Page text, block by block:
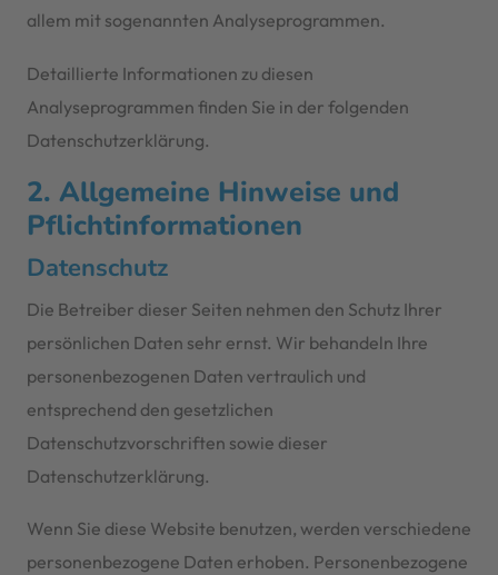
allem mit sogenannten Analyseprogrammen.
Detaillierte Informationen zu diesen
Analyseprogrammen finden Sie in der folgenden
Datenschutzerklärung.
2. Allgemeine Hinweise und
Pflicht­informationen
Datenschutz
Die Betreiber dieser Seiten nehmen den Schutz Ihrer
persönlichen Daten sehr ernst. Wir behandeln Ihre
personenbezogenen Daten vertraulich und
entsprechend den gesetzlichen
Datenschutzvorschriften sowie dieser
Datenschutzerklärung.
Wenn Sie diese Website benutzen, werden verschiedene
personenbezogene Daten erhoben. Personenbezogene